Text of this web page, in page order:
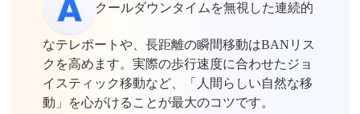
クールダウンタイムを無視した連続的
なテレポートや、長距離の瞬間移動はBANリス
クを高めます。実際の歩行速度に合わせたジョ
イスティック移動など、「人間らしい自然な移
動」を心がけることが最大のコツです。